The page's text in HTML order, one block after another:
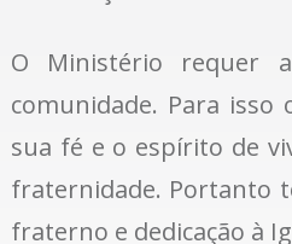
O Ministério requer
comunidade. Para
sua fé e o espírito de
fraternidade. Portanto
fraterno e dedicação à